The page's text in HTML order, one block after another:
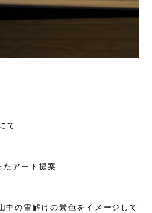
て
アート提案
中の雪解けの景色をイメージして